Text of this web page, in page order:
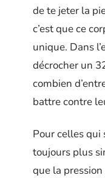
de te jeter la
c’est que ce
unique. Dans
décrocher un
combien
battre contre
Pour celles qui
toujours plus
que la